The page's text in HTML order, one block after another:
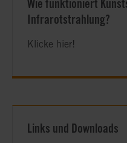
Wie funktioniert
Infrarotstrahlung?
Klicke hier!
Links und Downloads